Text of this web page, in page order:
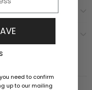
need to confirm
up to our mailing